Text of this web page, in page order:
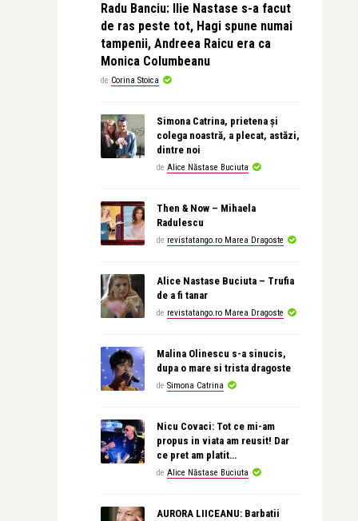
Radu Banciu: Ilie Nastase s-a facut
de ras peste tot, Hagi spune numai
tampenii, Andreea Raicu era ca
Monica Columbeanu
de Corina Stoica
Simona Catrina, prietena și
colega noastră, a plecat, astăzi,
dintre noi
de Alice Năstase Buciuta
Then & Now – Mihaela
Radulescu
de revistatango.ro Marea Dragoste
Alice Nastase Buciuta – Trufia
de a fi tanar
de revistatango.ro Marea Dragoste
Malina Olinescu s-a sinucis,
dupa o mare si trista dragoste
de Simona Catrina
Nicu Covaci: Tot ce mi-am
propus in viata am reusit! Dar
ce pret am platit…
de Alice Năstase Buciuta
AURORA LIICEANU: Barbatii